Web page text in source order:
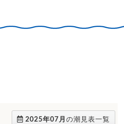
2025年07月の潮見表一覧